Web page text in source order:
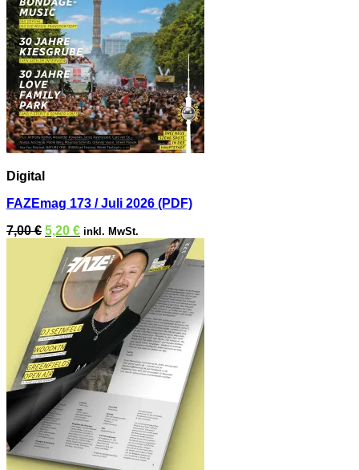
Digital
FAZEmag 173 / Juli 2026 (PDF)
7,00€ Ursprünglicher
Preis
war:
7,00 €
5,20 €Aktueller
Preis
ist:
5,20 €.
inkl. MwSt.